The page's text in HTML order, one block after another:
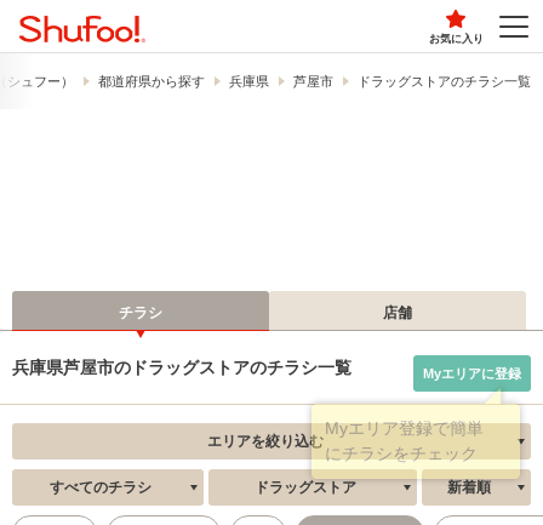
お気に入り
ュフー） 都道府県から探す 兵庫県 芦屋市 ドラッグストアのチラシ一覧
チラシ 店舗
兵庫県芦屋市のドラッグストアのチラシ一覧 Myエリアに登録
エリアを絞り込む
すべてのチラシ ドラッグストア 新着順